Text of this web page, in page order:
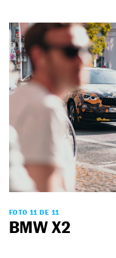
FOTO 11 DE 11
BMW X2